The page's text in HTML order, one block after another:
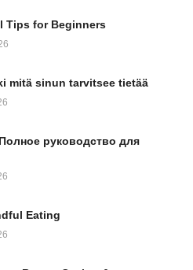
Tips for Beginners
mitä sinun tarvitsee tietää
руководство для
Eating